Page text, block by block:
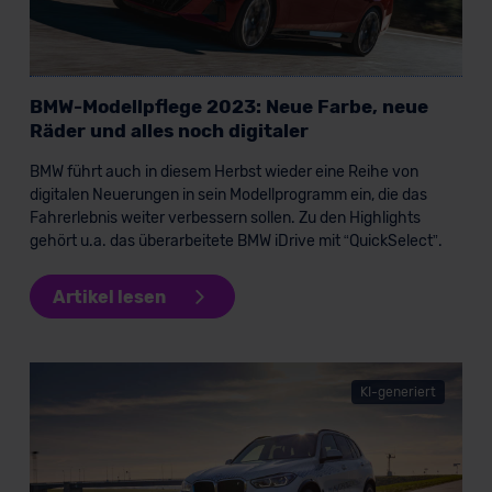
BMW-Modellpflege 2023: Neue Farbe, neue
Räder und alles noch digitaler
BMW führt auch in diesem Herbst wieder eine Reihe von
digitalen Neuerungen in sein Modellprogramm ein, die das
Fahrerlebnis weiter verbessern sollen. Zu den Highlights
gehört u.a. das überarbeitete BMW iDrive mit “QuickSelect”.
Artikel lesen
KI-generiert